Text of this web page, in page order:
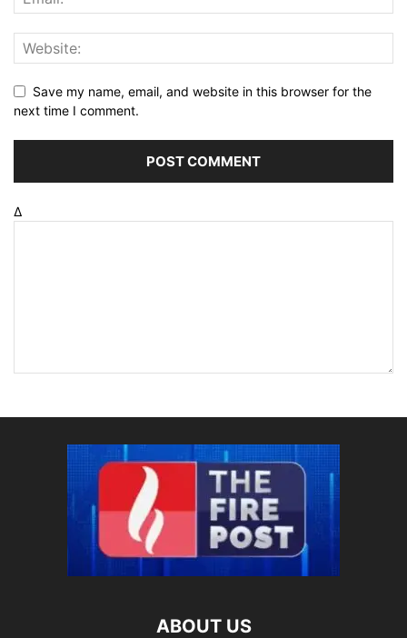
Save my name, email, and website in this browser for the
next time I comment.
Δ
ABOUT US